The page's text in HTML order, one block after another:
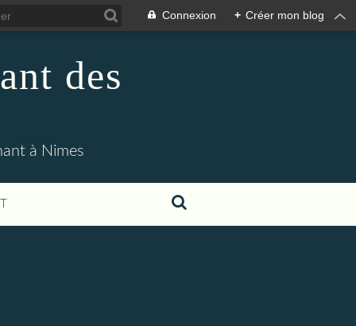
Connexion + Créer mon blog
des
à Nimes